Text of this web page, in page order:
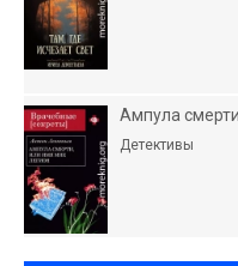
Ампула
Детективы